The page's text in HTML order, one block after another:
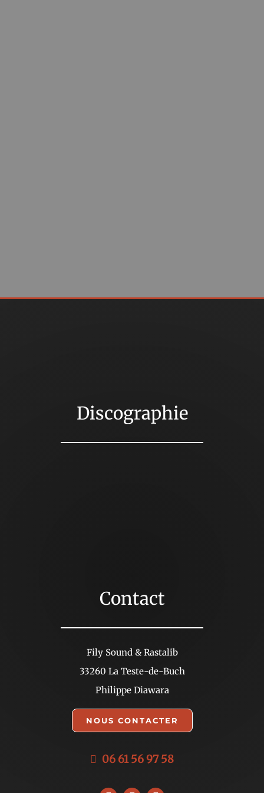
Discographie
Contact
Fily Sound & Rastalib
33260 La Teste-de-Buch
Philippe Diawara
NOUS CONTACTER
06 61 56 97 58